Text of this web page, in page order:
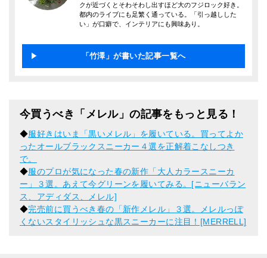
クが近づくとそわそわし出すほど大のフジロック好き。
都内のライブにも足繁く通っている。「引っ越しした
い」が口癖で、インテリアにも興味あり。
「竹澤」が書いた記事一覧へ
今買うべき「メレル」の記事をもっと見る！
◆服好きはいま「黒いメレル」を履いている。買ってよか
ったオールブラックスニーカー４選を正解着こなしつき
で。
◆服のプロが気になった春の新作「大人カラースニーカ
ー」３選。あえて今グリーンを履いてみる。[ニューバラン
ス、アディダス、メレル]
◆完売前に買うべき春の「新作メレル」３選。メレルっぽ
くないスタイリッシュな黒スニーカーに注目！[MERRELL]